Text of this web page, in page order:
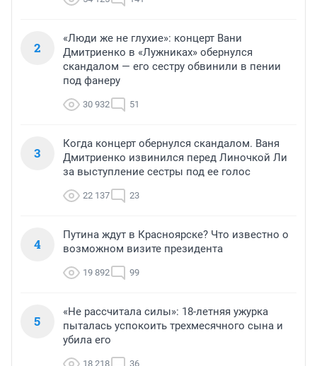
2
«Люди же не глухие»: концерт Вани
Дмитриенко в «Лужниках» обернулся
скандалом — его сестру обвинили в пении
под фанеру
30 932 51
3
Когда концерт обернулся скандалом. Ваня
Дмитриенко извинился перед Линочкой Ли
за выступление сестры под ее голос
22 137 23
4
Путина ждут в Красноярске? Что известно о
возможном визите президента
19 892 99
5
«Не рассчитала силы»: 18-летняя ужурка
пыталась успокоить трехмесячного сына и
убила его
18 218 36